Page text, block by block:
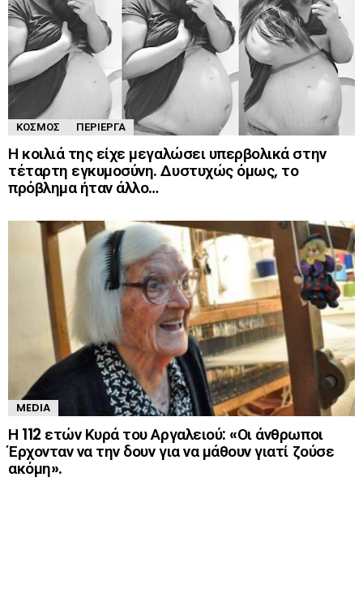
ΚΌΣΜΟΣ ΠΕΡΊΕΡΓΑ
Η κοιλιά της είχε μεγαλώσει υπερβολικά στην
τέταρτη εγκυμοσύνη. Δυστυχώς όμως, το
πρόβλημα ήταν άλλο…
MEDIA
Η 112 ετών Κυρά του Αργαλειού: «Οι άνθρωποι
Έρχονταν να την δουν για να μάθουν γιατί ζούσε
ακόμη».